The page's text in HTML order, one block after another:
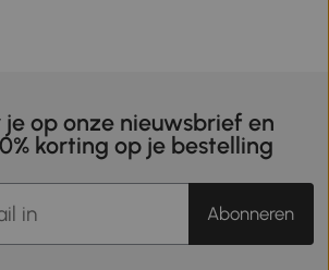
op onze nieuwsbrief en
korting op je bestelling
Abonneren